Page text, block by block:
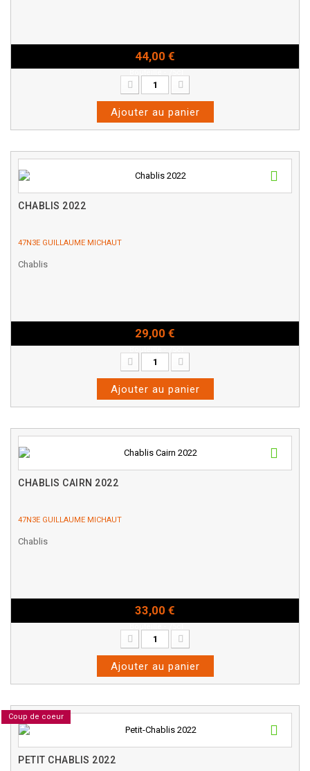
44,00 €
Ajouter au panier
CHABLIS 2022
47N3E GUILLAUME MICHAUT
Chablis
29,00 €
Ajouter au panier
CHABLIS CAIRN 2022
47N3E GUILLAUME MICHAUT
Chablis
33,00 €
Ajouter au panier
Coup de coeur
PETIT CHABLIS 2022